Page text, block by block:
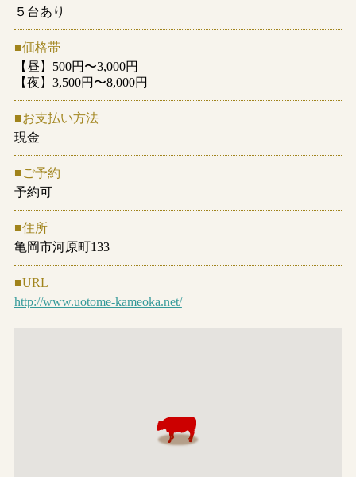
５台あり
価格帯
【昼】500円〜3,000円
【夜】3,500円〜8,000円
お支払い方法
現金
ご予約
予約可
住所
亀岡市河原町133
URL
http://www.uotome-kameoka.net/